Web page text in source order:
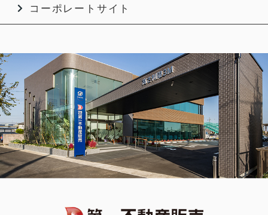
コーポレートサイト